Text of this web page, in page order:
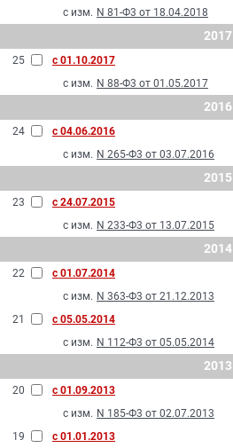
с изм. N 81-Ф3 от 18.04.2018
2017
25
с 01.10.2017
с изм. N 88-Ф3 от 01.05.2017
2016
24
с 04.06.2016
с изм. N 265-Ф3 от 03.07.2016
2015
23
с 24.07.2015
с изм. N 233-Ф3 от 13.07.2015
2014
22
с 01.07.2014
с изм. N 363-Ф3 от 21.12.2013
21
с 05.05.2014
с изм. N 112-Ф3 от 05.05.2014
2013
20
с 01.09.2013
с изм. N 185-Ф3 от 02.07.2013
19
с 01.01.2013